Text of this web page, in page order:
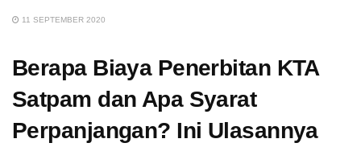
11 SEPTEMBER 2020
Berapa Biaya Penerbitan KTA
Satpam dan Apa Syarat
Perpanjangan? Ini Ulasannya